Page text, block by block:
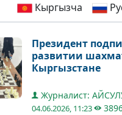
Кыргызча
Президент
развитии
Кыргызстане
Журналист:
04.06.2026, 11:23